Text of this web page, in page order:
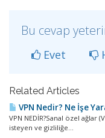
Bu cevap
Evet
Related Articles
VPN Nedir? Ne İşe
VPN NEDİR?Sanal özel
isteyen ve gizliliğe...